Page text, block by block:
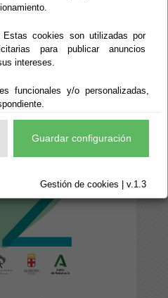
Estas cookies son utilizadas por
para publicar anuncios
intereses.
funcionales y/o personalizadas,
Guardar configuración
Gestión de cookies | v.1.3